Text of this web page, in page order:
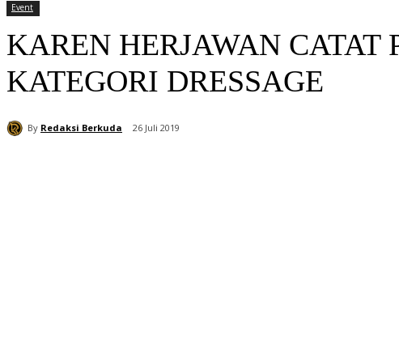
Event
KAREN HERJAWAN CATAT
KATEGORI DRESSAGE
By Redaksi Berkuda 26 Juli 2019